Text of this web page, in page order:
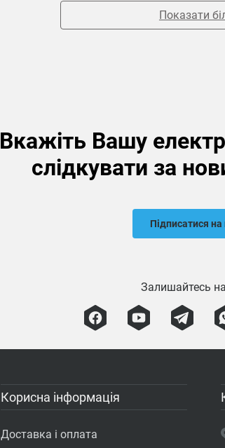
Показати
Вкажіть Вашу
слідкувати за
Підписатися
Залишайтесь
Корисна інформація
Доставка і оплата